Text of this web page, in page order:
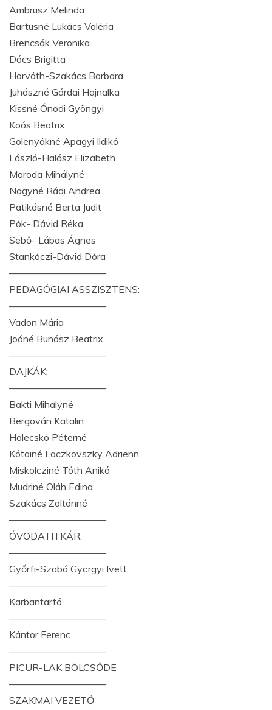
Ambrusz Melinda
Bartusné Lukács Valéria
Brencsák Veronika
Dócs Brigitta
Horváth-Szakács Barbara
Juhászné Gárdai Hajnalka
Kissné Ónodi Gyöngyi
Koós Beatrix
Golenyákné Apagyi Ildikó
László-Halász Elizabeth
Maroda Mihályné
Nagyné Rádi Andrea
Patikásné Berta Judit
Pók- Dávid Réka
Sebő- Lábas Ágnes
Stankóczi-Dávid Dóra
——————————
PEDAGÓGIAI ASSZISZTENS:
——————————
Vadon Mária
Joóné Bunász Beatrix
——————————
DAJKÁK:
——————————
Bakti Mihályné
Bergován Katalin
Holecskó Péterné
Kótainé Laczkovszky Adrienn
Miskolcziné Tóth Anikó
Mudriné Oláh Edina
Szakács Zoltánné
——————————
ÓVODATITKÁR:
——————————
Győrfi-Szabó Györgyi Ivett
——————————
Karbantartó
——————————
Kántor Ferenc
——————————
PICUR-LAK BÖLCSŐDE
——————————
SZAKMAI VEZETŐ